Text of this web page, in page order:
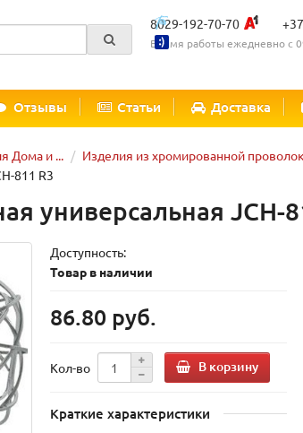
8029-192-70-70
Время работы ежедневно с
Отзывы Статьи Доставка
Дома и ... Изделия из хромированной
811 R3
универсальная JCH-
Доступность:
Товар в наличии
86.80 руб.
Кол-во В корзину
Краткие характеристики